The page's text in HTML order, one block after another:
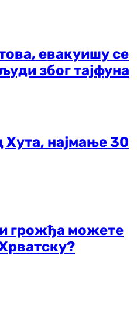
евакуишу се
због тајфуна
Хута, најмање 30
грожђа можете